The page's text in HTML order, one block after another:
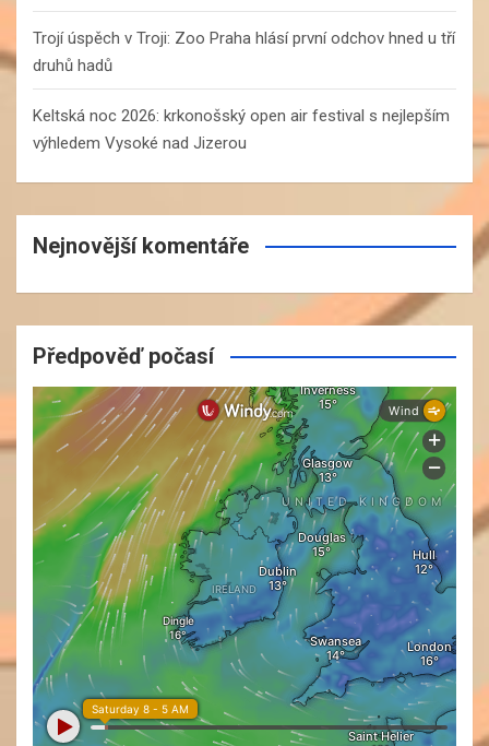
Trojí úspěch v Troji: Zoo Praha hlásí první odchov hned u tří
druhů hadů
Keltská noc 2026: krkonošský open air festival s nejlepším
výhledem Vysoké nad Jizerou
Nejnovější komentáře
Předpověď počasí